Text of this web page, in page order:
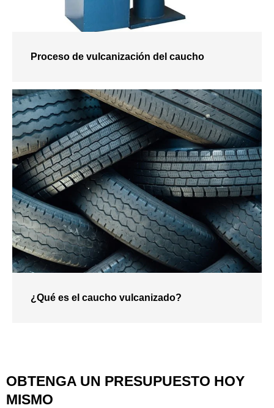
Proceso de vulcanización del caucho
¿Qué es el caucho vulcanizado?
OBTENGA UN PRESUPUESTO HOY
MISMO